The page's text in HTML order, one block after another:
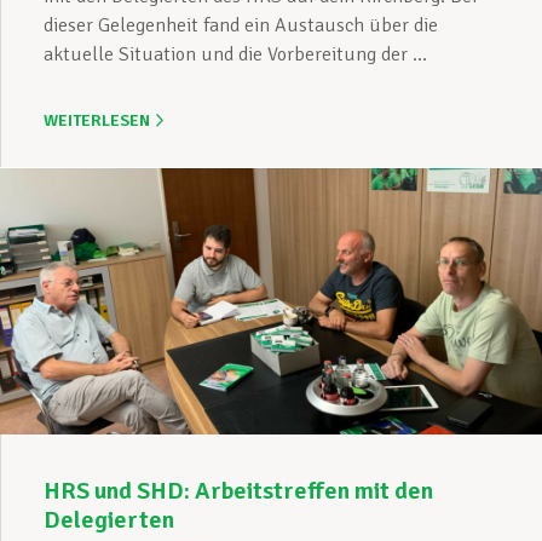
dieser Gelegenheit fand ein Austausch über die
aktuelle Situation und die Vorbereitung der ...
WEITERLESEN
HRS und SHD: Arbeitstreffen mit den
Delegierten